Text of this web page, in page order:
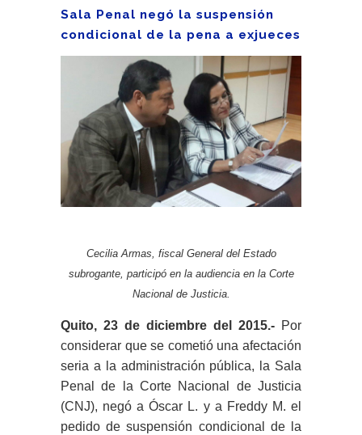
Sala Penal negó la suspensión
condicional de la pena a exjueces
Cecilia Armas, fiscal General del Estado
subrogante, participó en la audiencia en la Corte
Nacional de Justicia.
Quito, 23 de diciembre del 2015.- Por
considerar que se cometió una afectación
seria a la administración pública,
la Sala
Penal de la Corte Nacional de Justicia
(CNJ), negó a Óscar L. y a Freddy M. el
pedido de suspensión condicional de la